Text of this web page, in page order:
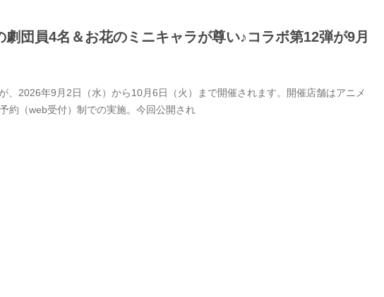
団員4名＆お花のミニキャラが尊い♪コラボ第12弾が9月
、2026年9月2日（水）から10月6日（火）まで開催されます。開催店舗はアニメ
約（web受付）制での実施。今回公開され